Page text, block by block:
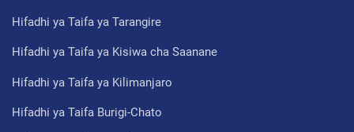
Hifadhi ya Taifa ya Tarangire
Hifadhi ya Taifa ya Kisiwa cha Saanane
Hifadhi ya Taifa ya Kilimanjaro
Hifadhi ya Taifa Burigi-Chato